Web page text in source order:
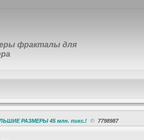
фракталы для
РАЗМЕРЫ 45 млн. пикс.! 7798987